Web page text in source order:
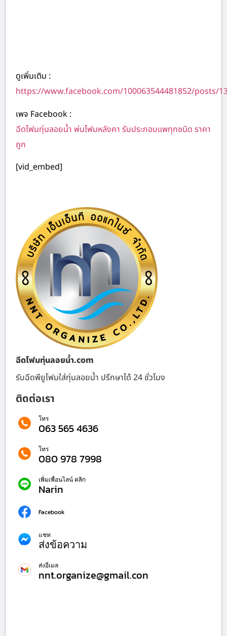
ดูเพิ่มเติม :
https://www.facebook.com/100063544481852/posts/
เพจ Facebook :
ฉีดโฟมทุ่นลอยน้ำ พ่นโฟมหลังคา รับประกอบแพทุกชนิด ราคา
ถูก
[vid_embed]
ฉีดโฟมทุ่นลอยน้ำ.com
รับฉีดพียูโฟมใส่ทุ่นลอยน้ำ ปรึกษาได้ 24 ชั่วโมง
ติดต่อเรา
โทร
063 565 4636
โทร
080 978 7998
เพิ่มเพื่อนไลน์ คลิก
Narin
Facebook
แชท
ส่งข้อความ
ส่งอีเมล
nnt.organize@gmail.con